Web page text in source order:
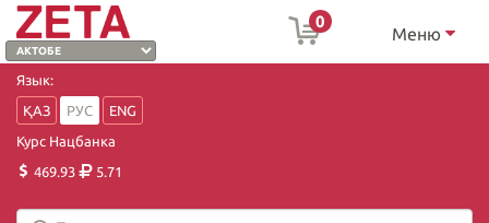
0
Меню
Язык:
ҚАЗ
РУС
ENG
Курс Нацбанка
469.93
5.71